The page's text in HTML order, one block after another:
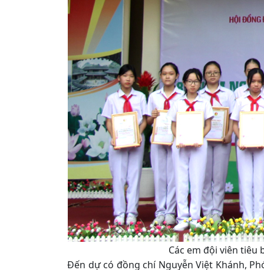
Các em đội viên tiêu
Đến dự có đồng chí Nguyễn Việt Khánh,